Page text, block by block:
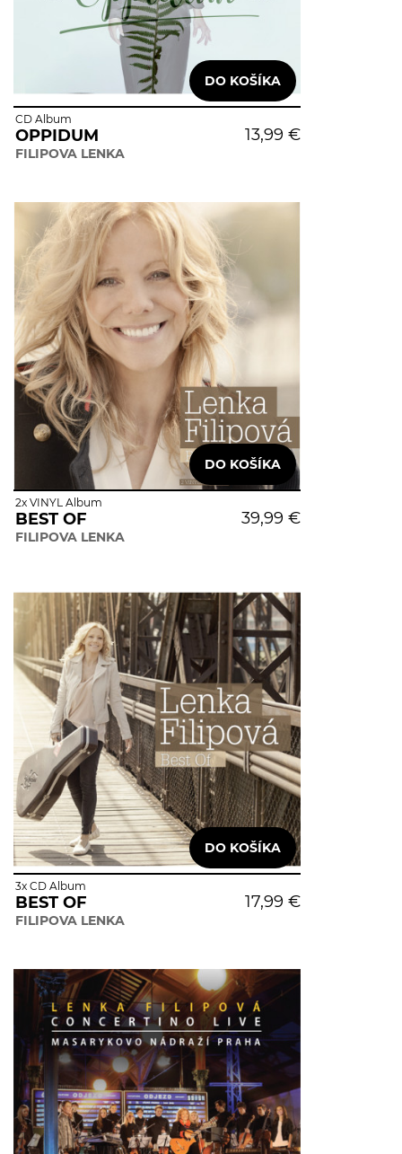
13,99 €
CD Album
OPPIDUM
FILIPOVA LENKA
39,99 €
2x VINYL Album
BEST OF
FILIPOVA LENKA
17,99 €
3x CD Album
BEST OF
FILIPOVA LENKA